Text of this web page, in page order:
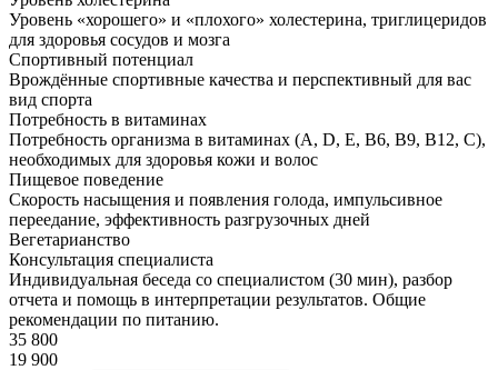
Уровень «хорошего» и «плохого» холестерина, триглицеридов
для здоровья сосудов и мозга
Спортивный потенциал
Врождённые спортивные качества и перспективный для вас
вид спорта
Потребность в витаминах
Потребность организма в витаминах (A, D, E, B6, B9, B12, C),
необходимых для здоровья кожи и волос
Пищевое поведение
Скорость насыщения и появления голода, импульсивное
переедание, эффективность разгрузочных дней
Вегетарианство
Консультация специалиста
Индивидуальная беседа со специалистом (30 мин), разбор
отчета и помощь в интерпретации результатов. Общие
рекомендации по питанию.
35 800
19 900